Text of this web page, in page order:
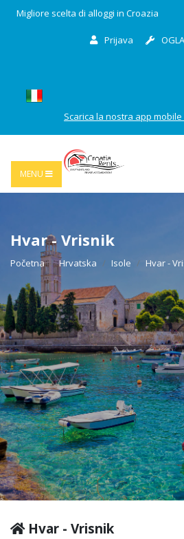
Migliore scelta di alloggi in Croazia
Prijava
Scarica la nostra app mobile
MENU
Hvar - Vrisnik
Početna Hrvatska Isole Hvar -
Hvar - Vrisnik